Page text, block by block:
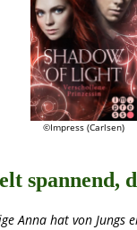
©Impress (Carlsen)
spannend,
Anna hat von Jungs